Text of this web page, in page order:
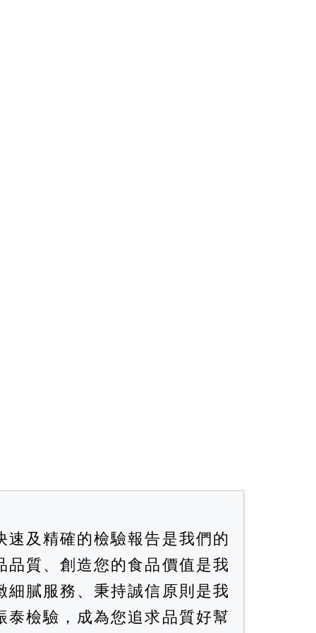
速及精確的檢驗報告是我們的
品質、創造您的食品價值是我
細膩服務、秉持誠信原則是我
泰檢驗，成為您追求品質好幫